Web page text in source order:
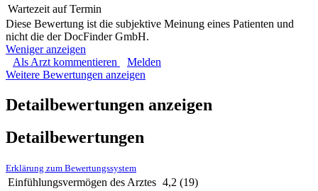
Wartezeit auf Termin
Diese Bewertung ist die subjektive Meinung eines Patienten und
nicht die der DocFinder GmbH.
Weniger anzeigen
Als Arzt kommentieren
Melden
Weitere Bewertungen anzeigen
Detailbewertungen anzeigen
Detailbewertungen
Erklärung zum Bewertungssystem
Einfühlungsvermögen des Arztes 4,2 (19)